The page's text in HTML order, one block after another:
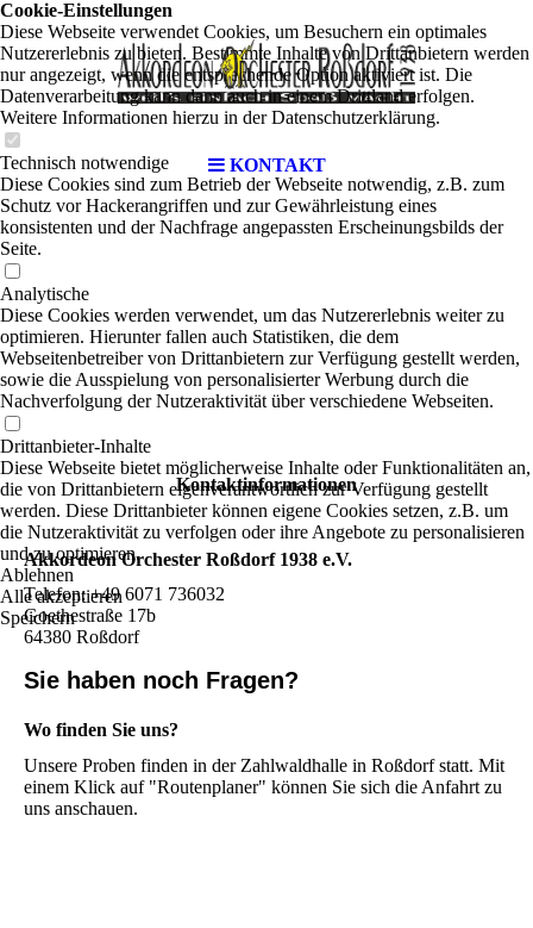
KONTAKT
Kontaktinformationen
Akkordeon Orchester Roßdorf 1938 e.V.
Telefon: +49 6071 736032
Goethestraße 17b
64380 Roßdorf
Sie haben noch Fragen?
Wo finden Sie uns?
Unsere Proben finden in der Zahlwaldhalle in Roßdorf statt. Mit
einem Klick auf "Routenplaner" können Sie sich die Anfahrt zu
uns anschauen.
Cookie-Einstellungen
Diese Webseite verwendet Cookies, um Besuchern ein optimales
Nutzererlebnis zu bieten. Bestimmte Inhalte von Drittanbietern werden
nur angezeigt, wenn die entsprechende Option aktiviert ist. Die
Datenverarbeitung kann dann auch in einem Drittland erfolgen.
Weitere Informationen hierzu in der Datenschutzerklärung.
Technisch notwendige
Diese Cookies sind zum Betrieb der Webseite notwendig, z.B. zum
Schutz vor Hackerangriffen und zur Gewährleistung eines
konsistenten und der Nachfrage angepassten Erscheinungsbilds der
Seite.
Analytische
Diese Cookies werden verwendet, um das Nutzererlebnis weiter zu
optimieren. Hierunter fallen auch Statistiken, die dem
Webseitenbetreiber von Drittanbietern zur Verfügung gestellt werden,
sowie die Ausspielung von personalisierter Werbung durch die
Nachverfolgung der Nutzeraktivität über verschiedene Webseiten.
Drittanbieter-Inhalte
Diese Webseite bietet möglicherweise Inhalte oder Funktionalitäten an,
die von Drittanbietern eigenverantwortlich zur Verfügung gestellt
werden. Diese Drittanbieter können eigene Cookies setzen, z.B. um
die Nutzeraktivität zu verfolgen oder ihre Angebote zu personalisieren
und zu optimieren.
Ablehnen
Alle akzeptieren
Speichern